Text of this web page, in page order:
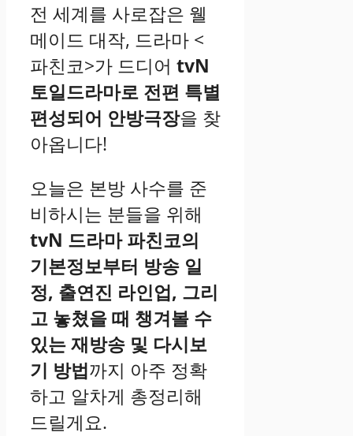
전 세계를 사로잡은 웰
메이드 대작, 드라마 <
파친코>가 드디어 tvN
토일드라마로 전편 특별
편성되어 안방극장을 찾
아옵니다!
오늘은 본방 사수를 준
비하시는 분들을 위해
tvN 드라마 파친코의
기본정보부터 방송 일
정, 출연진 라인업, 그리
고 놓쳤을 때 챙겨볼 수
있는 재방송 및 다시보
기 방법까지 아주 정확
하고 알차게 총정리해
드릴게요.